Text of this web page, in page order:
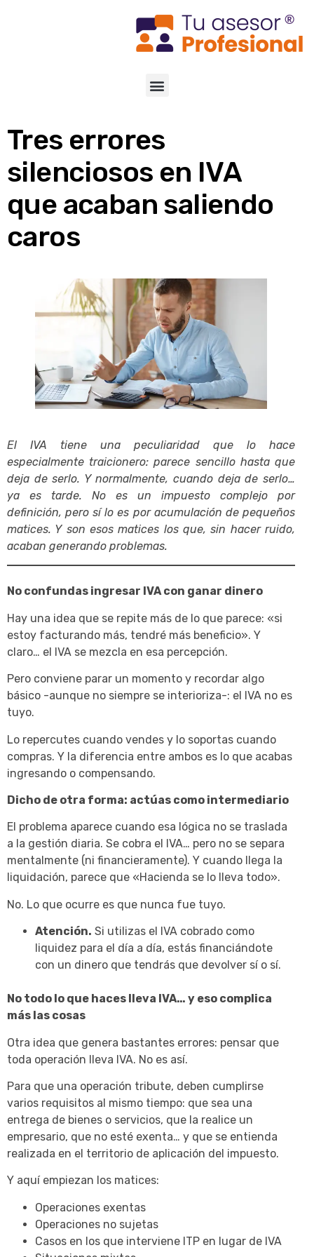
Tres errores
silenciosos en IVA
que acaban saliendo
caros
El IVA tiene una peculiaridad que lo hace
especialmente traicionero: parece sencillo hasta que
deja de serlo. Y normalmente, cuando deja de serlo…
ya es tarde. No es un impuesto complejo por
definición, pero sí lo es por acumulación de pequeños
matices. Y son esos matices los que, sin hacer ruido,
acaban generando problemas.
No confundas ingresar IVA con ganar dinero
Hay una idea que se repite más de lo que parece: «si
estoy facturando más, tendré más beneficio». Y
claro… el IVA se mezcla en esa percepción.
Pero conviene parar un momento y recordar algo
básico -aunque no siempre se interioriza-: el IVA no es
tuyo.
Lo repercutes cuando vendes y lo soportas cuando
compras. Y la diferencia entre ambos es lo que acabas
ingresando o compensando.
Dicho de otra forma: actúas como intermediario
El problema aparece cuando esa lógica no se traslada
a la gestión diaria. Se cobra el IVA… pero no se separa
mentalmente (ni financieramente). Y cuando llega la
liquidación, parece que «Hacienda se lo lleva todo».
No. Lo que ocurre es que nunca fue tuyo.
Atención. Si utilizas el IVA cobrado como
liquidez para el día a día, estás financiándote
con un dinero que tendrás que devolver sí o sí.
No todo lo que haces lleva IVA… y eso complica
más las cosas
Otra idea que genera bastantes errores: pensar que
toda operación lleva IVA. No es así.
Para que una operación tribute, deben cumplirse
varios requisitos al mismo tiempo: que sea una
entrega de bienes o servicios, que la realice un
empresario, que no esté exenta… y que se entienda
realizada en el territorio de aplicación del impuesto.
Y aquí empiezan los matices:
Operaciones exentas
Operaciones no sujetas
Casos en los que interviene ITP en lugar de IVA